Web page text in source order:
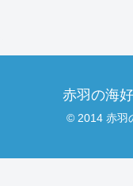
赤羽の海
© 2014 赤羽